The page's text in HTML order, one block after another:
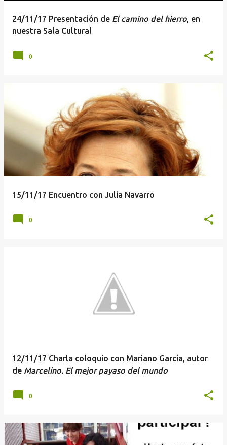
24/11/17 Presentación de El camino del hierro, en
nuestra Sala Cultural
0
15/11/17 Encuentro con Julia Navarro
0
12/11/17 Charla coloquio con Mariano García, autor
de Marcelino. El mejor payaso del mundo
0